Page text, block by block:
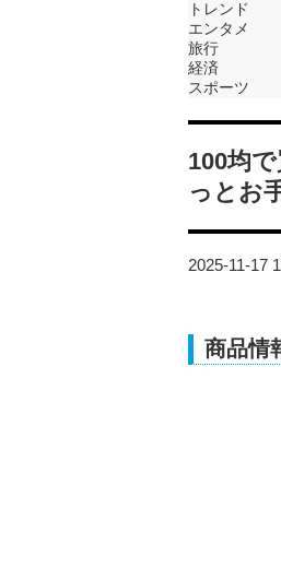
トレンド
エンタメ
旅行
経済
スポーツ
100均
っとお
2025-11-17
商品情